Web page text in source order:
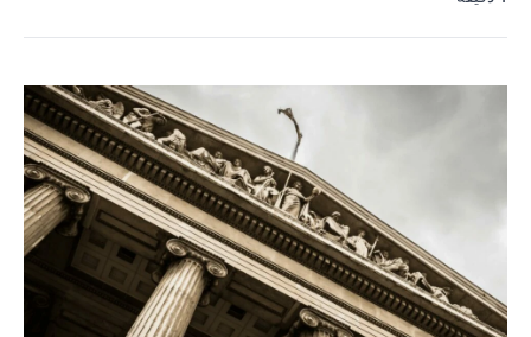
الوظائف